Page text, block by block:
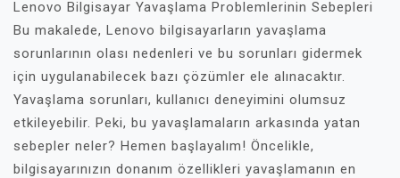
Lenovo Bilgisayar Yavaşlama Problemlerinin Sebepleri
Bu makalede, Lenovo bilgisayarların yavaşlama
sorunlarının olası nedenleri ve bu sorunları gidermek
için uygulanabilecek bazı çözümler ele alınacaktır.
Yavaşlama sorunları, kullanıcı deneyimini olumsuz
etkileyebilir. Peki, bu yavaşlamaların arkasında yatan
sebepler neler? Hemen başlayalım! Öncelikle,
bilgisayarınızın donanım özellikleri yavaşlamanın en